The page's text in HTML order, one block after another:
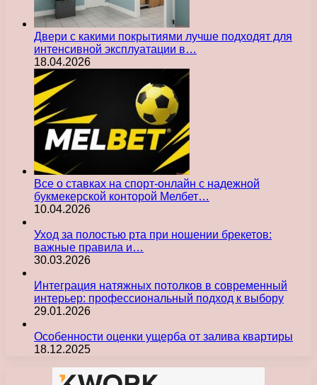
Двери с какими покрытиями лучше подходят для
интенсивной эксплуатации в…
18.04.2026
Все о ставках на спорт-онлайн с надежной
букмекерской конторой Мелбет…
10.04.2026
Уход за полостью рта при ношении брекетов:
важные правила и…
30.03.2026
Интеграция натяжных потолков в современный
интерьер: профессиональный подход к выбору
29.01.2026
Особенности оценки ущерба от залива квартиры
18.12.2025